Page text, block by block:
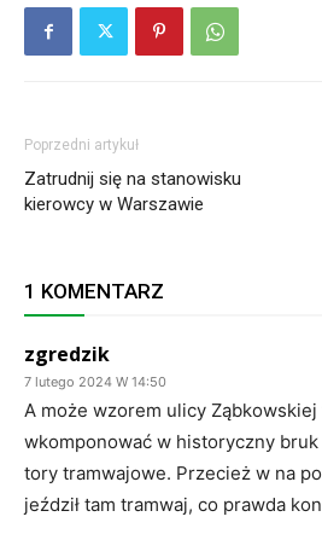
Poprzedni artykuł
Zatrudnij się na stanowisku
kierowcy w Warszawie
1 KOMENTARZ
zgredzik
7 lutego 2024 W 14:50
A może wzorem ulicy Ząbkowskiej
wkomponować w historyczny
tory tramwajowe. Przecież w na
jeździł tam tramwaj, co prawda